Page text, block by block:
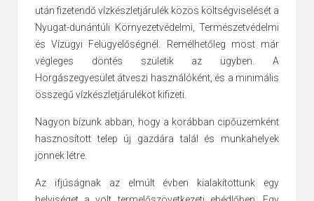
után fizetendő vízkészletjárulék közös költségviselését a
Nyugat-dunántúli Környezetvédelmi, Természetvédelmi
és Vízügyi Felügyelőségnél. Remélhetőleg most már
végleges döntés születik az ügyben. A
Horgászegyesület átveszi használóként, és a minimális
összegű vízkészletjárulékot kifizeti.
Nagyon bízunk abban, hogy a korábban cipőüzemként
hasznosított telep új gazdára talál és munkahelyek
jönnek létre.
Az ifjúságnak az elmúlt évben kialakítottunk egy